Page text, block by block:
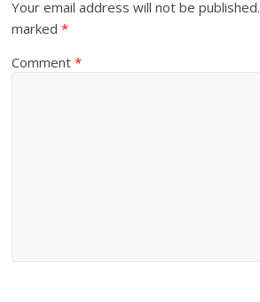
Your email address will not be published.
marked*
Comment*